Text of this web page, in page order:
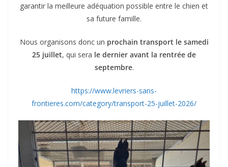
garantir la meilleure adéquation possible entre le chien et
sa future famille.
Nous organisons donc un prochain transport le samedi
25 juillet, qui sera le dernier avant la rentrée de
septembre.
https://www.levriers-sans-
frontieres.com/category/transport-25-juillet-2026/